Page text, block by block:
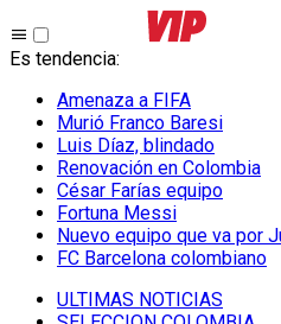
Es tendencia:
Amenaza a FIFA
Murió Franco Baresi
Luis Díaz, blindado
Renovación en Colombia
César Farías equipo
Fortuna Messi
Nuevo equipo que va por
FC Barcelona colombiano
ULTIMAS NOTICIAS